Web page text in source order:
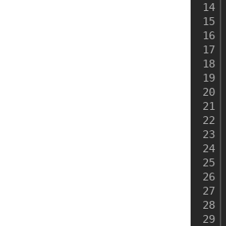
14
15
16
17
18
19
20
21
22
23
24
25
26
27
28
29